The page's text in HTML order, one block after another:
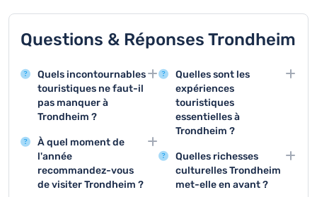
Questions & Réponses Trondheim
Quels incontournables
touristiques ne faut-il
pas manquer à
Trondheim ?
Trondheim offre des
sites remarquables
comme la cathédrale
Nidaros, l'un des
À quel moment de
l'année
recommandez-vous
de visiter Trondheim ?
Quelles sont les
expériences
touristiques
essentielles à
Trondheim ?
Visiter la cathédrale
Nidaros, explorer le
quartier historique de
Quelles richesses
culturelles Trondheim
met-elle en avant ?